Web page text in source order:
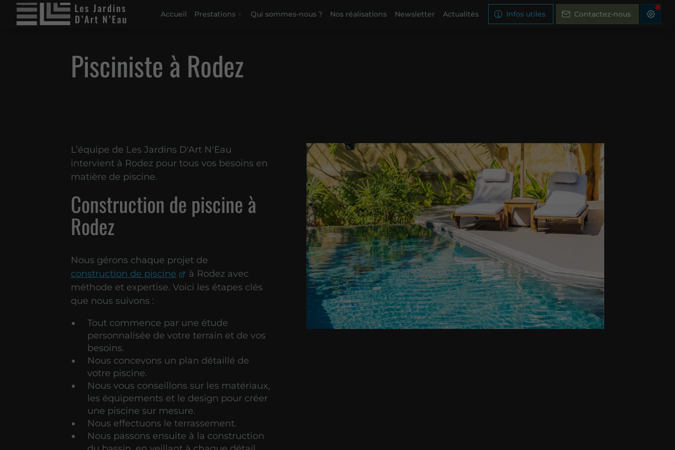
Accueil Prestations Qui sommes-nous ? Nos réalisations Newsletter Actualités Infos utiles Contactez-nous
Pisciniste à Rodez
L’équipe de Les Jardins D'Art N'Eau
intervient à Rodez pour tous vos besoins en
matière de piscine.
Construction de piscine à
Rodez
Nous gérons chaque projet de
construction de piscine
à Rodez avec
méthode et expertise. Voici les étapes clés
que nous suivons :
Tout commence par une étude
personnalisée de votre terrain et de vos
besoins.
Nous concevons un plan détaillé de
votre piscine.
Nous vous conseillons sur les matériaux,
les équipements et le design pour créer
une piscine sur mesure.
Nous effectuons le terrassement.
Nous passons ensuite à la construction